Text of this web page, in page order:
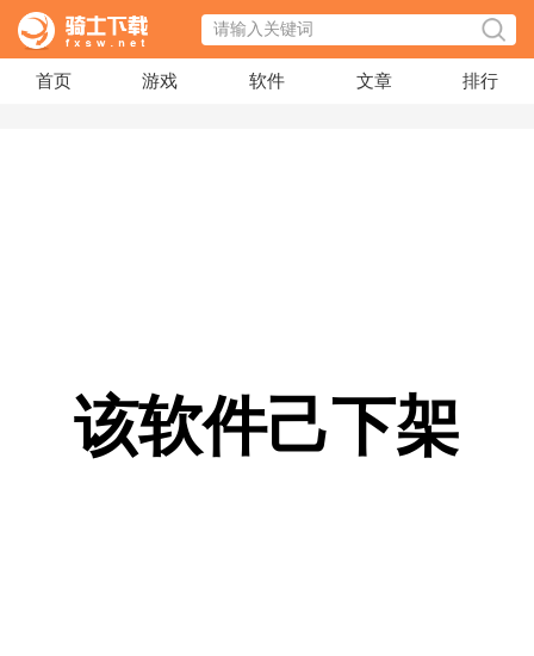
首页 游戏 软件 文章 排行
该软件己下架